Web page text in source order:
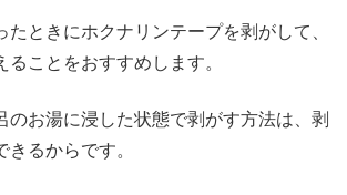
たときにホクナリンテープを剥がして、
ることをおすすめします。
のお湯に浸した状態で剥がす方法は、剥
るからです。